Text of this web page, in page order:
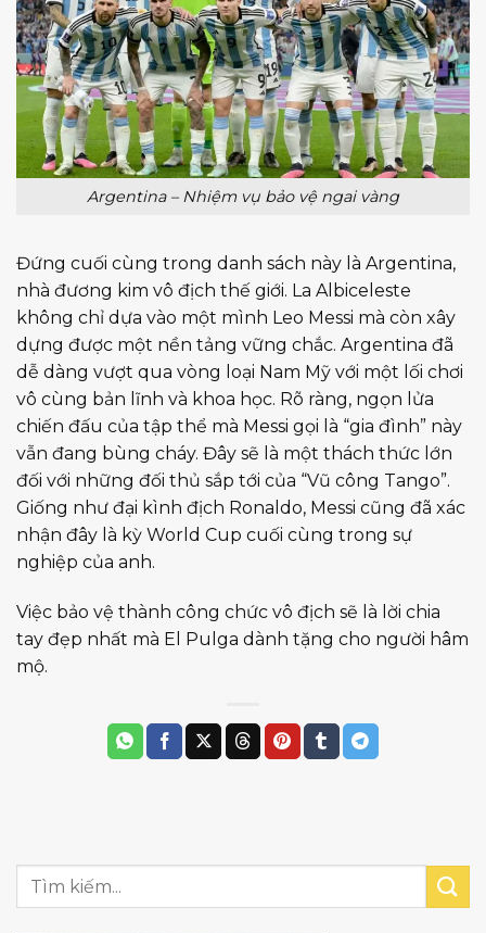
Argentina – Nhiệm vụ bảo vệ ngai vàng
Đứng cuối cùng trong danh sách này là Argentina,
nhà đương kim vô địch thế giới. La Albiceleste
không chỉ dựa vào một mình Leo Messi mà còn xây
dựng được một nền tảng vững chắc. Argentina đã
dễ dàng vượt qua vòng loại Nam Mỹ với một lối chơi
vô cùng bản lĩnh và khoa học. Rõ ràng, ngọn lửa
chiến đấu của tập thể mà Messi gọi là “gia đình” này
vẫn đang bùng cháy. Đây sẽ là một thách thức lớn
đối với những đối thủ sắp tới của “Vũ công Tango”.
Giống như đại kình địch Ronaldo, Messi cũng đã xác
nhận đây là kỳ World Cup cuối cùng trong sự
nghiệp của anh.
Việc bảo vệ thành công chức vô địch sẽ là lời chia
tay đẹp nhất mà El Pulga dành tặng cho người hâm
mộ.